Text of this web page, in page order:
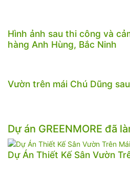
Hình ảnh sau thi công và
hàng Anh Hùng, Bắc Ninh
Vườn trên mái Chú Dũng
Dự án GREENMORE đã
Dự Án Thiết Kế Sân Vườn